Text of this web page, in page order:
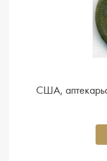
США,